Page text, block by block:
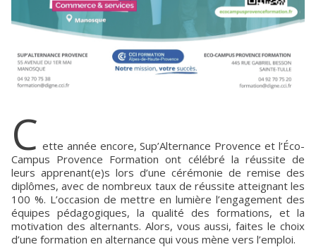
C ette année encore, Sup’Alternance Provence et l’Éco-
Campus Provence Formation ont célébré la réussite de
leurs apprenant(e)s lors d’une cérémonie de remise des
diplômes, avec de nombreux taux de réussite atteignant les
100 %. L’occasion de mettre en lumière l’engagement des
équipes pédagogiques, la qualité des formations, et la
motivation des alternants. Alors, vous aussi, faites le choix
d’une formation en alternance qui vous mène vers l’emploi.